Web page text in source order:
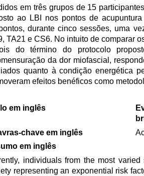
em três grupos de 15
ao LBI nos pontos de
durante cinco sessões, uma
TA21 e CS6. No intuito de comparar
do término do protocolo
da dor miofascial,
quanto à condição energética
efeitos benéficos como
em inglês
chave em inglês
em inglês
individuals from the most
representing an exponential risk